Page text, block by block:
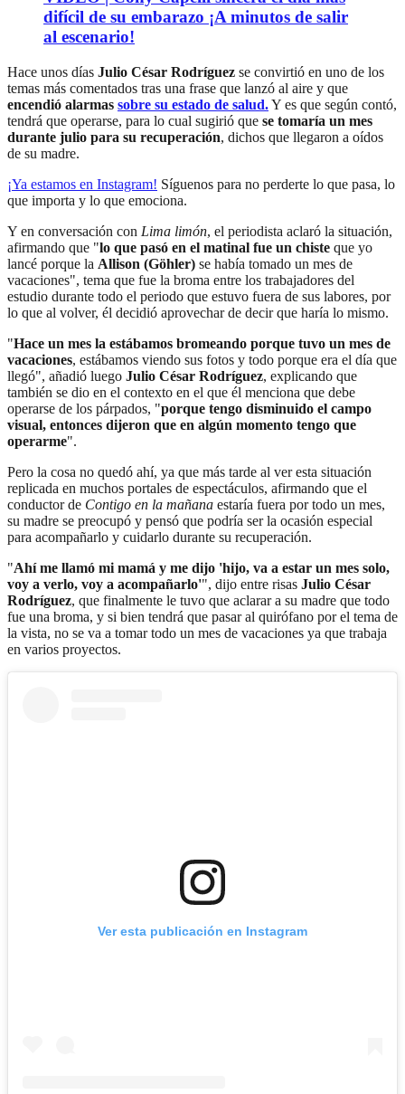
difícil de su embarazo ¡A minutos de salir
al escenario!
Hace unos días Julio César Rodríguez se convirtió en uno de los
temas más comentados tras una frase que lanzó al aire y que
encendió alarmas sobre su estado de salud.Y es que según contó,
tendrá que operarse, para lo cual sugirió que se tomaría un mes
durante julio para su recuperación, dichos que llegaron a oídos
de su madre.
¡Ya estamos en Instagram! Síguenos para no perderte lo que pasa, lo
que importa y lo que emociona.
Y en conversación con Lima limón, el periodista aclaró la situación,
afirmando que "lo que pasó en el matinal fue un chiste que yo
lancé porque la Allison (Göhler) se había tomado un mes de
vacaciones", tema que fue la broma entre los trabajadores del
estudio durante todo el periodo que estuvo fuera de sus labores, por
lo que al volver, él decidió aprovechar de decir que haría lo mismo.
"Hace un mes la estábamos bromeando porque tuvo un mes de
vacaciones, estábamos viendo sus fotos y todo porque era el día que
llegó", añadió luego Julio César Rodríguez, explicando que
también se dio en el contexto en el que él menciona que debe
operarse de los párpados, "porque tengo disminuido el campo
visual, entonces dijeron que en algún momento tengo que
operarme".
Pero la cosa no quedó ahí, ya que más tarde al ver esta situación
replicada en muchos portales de espectáculos, afirmando que el
conductor de Contigo en la mañana estaría fuera por todo un mes,
su madre se preocupó y pensó que podría ser la ocasión especial
para acompañarlo y cuidarlo durante su recuperación.
"Ahí me llamó mi mamá y me dijo 'hijo, va a estar un mes solo,
voy a verlo, voy a acompañarlo'", dijo entre risas Julio César
Rodríguez, que finalmente le tuvo que aclarar a su madre que todo
fue una broma, y si bien tendrá que pasar al quirófano por el tema de
la vista, no se va a tomar todo un mes de vacaciones ya que trabaja
en varios proyectos.
Ver esta publicación en Instagram